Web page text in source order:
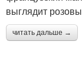
выглядит
читать дальше →